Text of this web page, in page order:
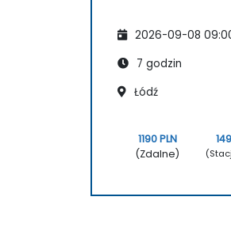
2026-09-08
7 godzin
Łódź
1190 PLN
(Zdalne)